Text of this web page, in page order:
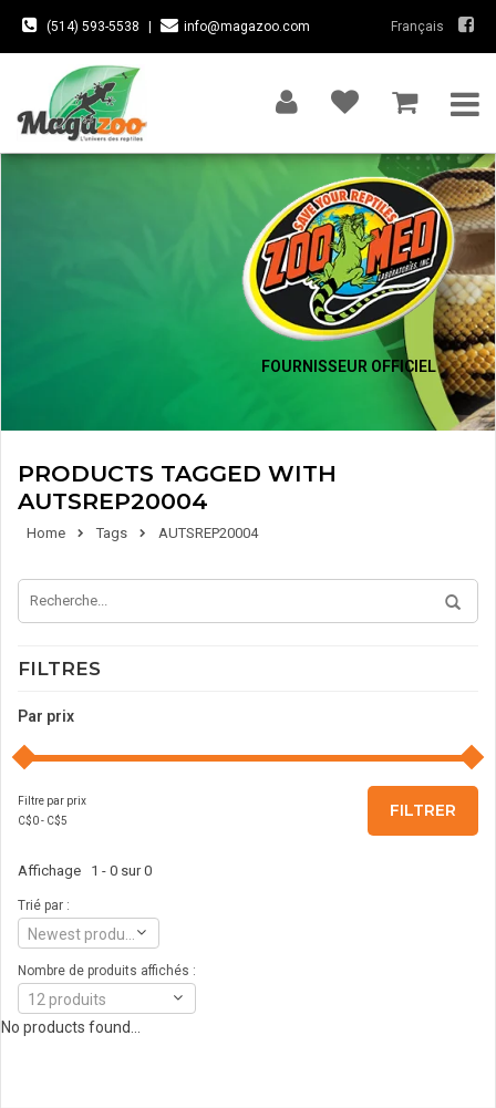
(514) 593-5538 info@magazoo.com Français
FOURNISSEUR OFFICIEL
PRODUCTS TAGGED WITH
AUTSREP20004
Home Tags AUTSREP20004
FILTRES
Par prix
Filtre par prix
C$0- C$5
FILTRER
Affichage 1 - 0 sur 0
Trié par :
Nombre de produits affichés :
12 produits
No products found...